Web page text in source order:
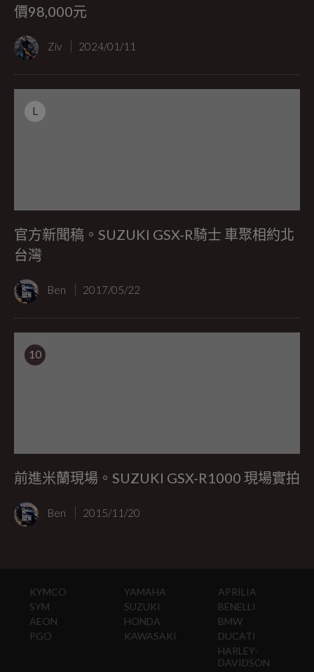
價98,000元
Ziv 2024/01/11
L
官方新聞稿。SUZUKI GSX-R騎士 車聚相約北
台灣
Ben 2017/05/22
10
前進米蘭現場。SUZUKI GSX-R1000 現場實拍
Ben 2015/11/20
KYMCO
SYM
AEON
PGO
YAMAHA
SUZUKI
HONDA
KAWASAKI
APRILIA
BENELLI
BMW
DUCATI
HARLEY-
DAVIDSON